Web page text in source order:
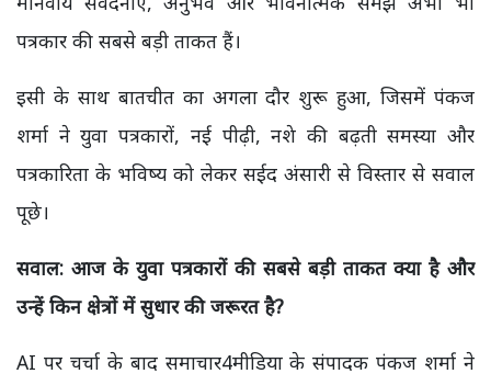
पत्रकार की सबसे बड़ी ताकत हैं।
इसी के साथ बातचीत का अगला दौर शुरू हुआ, जिसमें पंकज
शर्मा ने युवा पत्रकारों, नई पीढ़ी, नशे की बढ़ती समस्या और
पत्रकारिता के भविष्य को लेकर सईद अंसारी से विस्तार से सवाल
पूछे।
सवाल: आज के युवा पत्रकारों की सबसे बड़ी ताकत क्या है और
उन्हें किन क्षेत्रों में सुधार की जरूरत है?
AI पर चर्चा के बाद समाचार4मीडिया के संपादक पंकज शर्मा ने